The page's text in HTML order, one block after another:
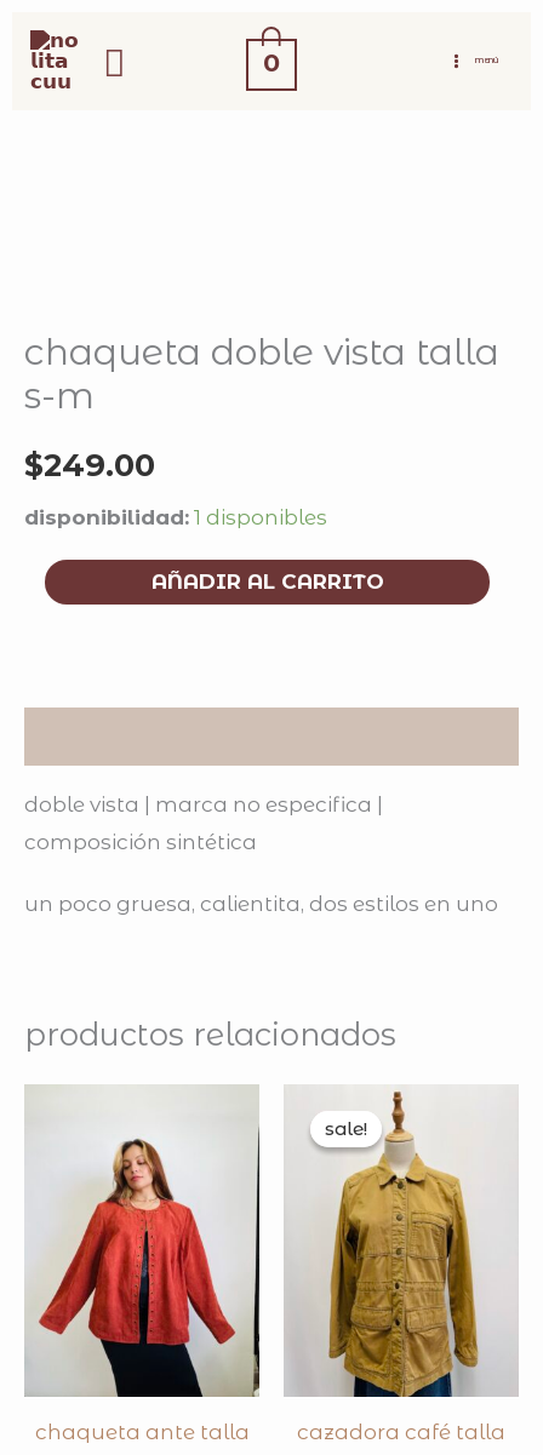
contenido
buscar 0 MENÚ
chaqueta doble vista talla
s-m
$249.00
disponibilidad: 1 disponibles
AÑADIR AL CARRITO
doble vista | marca no especifica |
composición sintética
un poco gruesa, calientita, dos estilos en uno
productos relacionados
chaqueta ante talla
sale!
sale!
cazadora café talla
original
price
was:
$340.00.